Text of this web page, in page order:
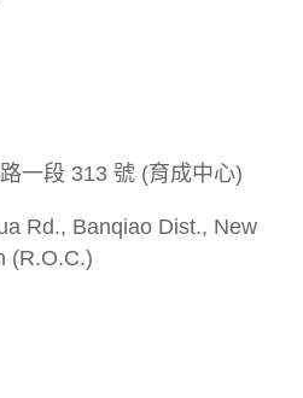
一段 313 號 (育成中心)
Rd., Banqiao Dist., New
(R.O.C.)